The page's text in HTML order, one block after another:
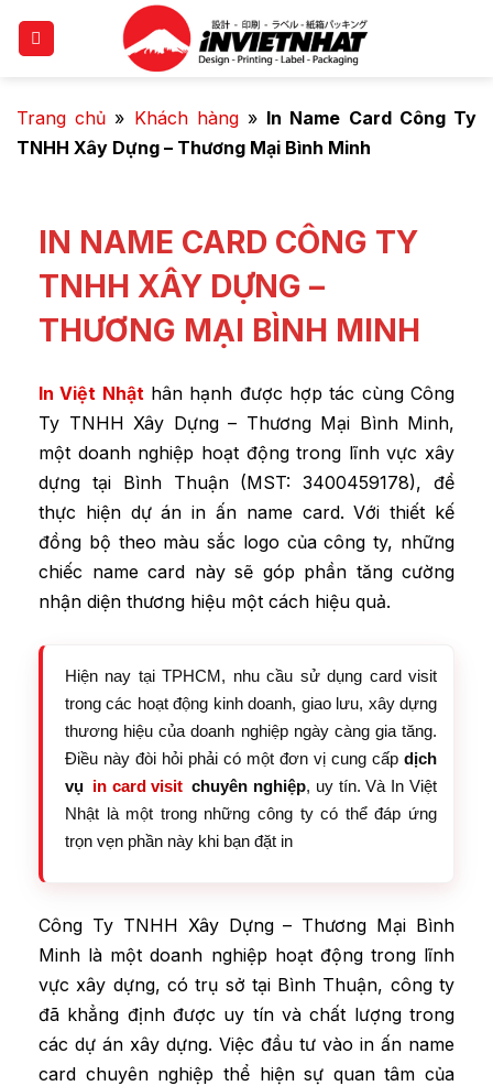
Trang chủ » Khách hàng» In Name Card Công Ty
TNHH Xây Dựng – Thương Mại Bình Minh
IN NAME CARD CÔNG TY
TNHH XÂY DỰNG –
THƯƠNG MẠI BÌNH MINH
In Việt Nhậthân hạnh được hợp tác cùng Công
Ty TNHH Xây Dựng – Thương Mại Bình Minh,
một doanh nghiệp hoạt động trong lĩnh vực xây
dựng tại Bình Thuận (MST: 3400459178), để
thực hiện dự án in ấn name card. Với thiết kế
đồng bộ theo màu sắc logo của công ty, những
chiếc name card này sẽ góp phần tăng cường
nhận diện thương hiệu một cách hiệu quả.
Hiện nay tại TPHCM, nhu cầu sử dụng card visit
trong các hoạt động kinh doanh, giao lưu, xây dựng
thương hiệu của doanh nghiệp ngày càng gia tăng.
Điều này đòi hỏi phải có một đơn vị cung cấp dịch
vụ in card visit chuyên nghiệp, uy tín. Và In Việt
Nhật là một trong những công ty có thể đáp ứng
trọn vẹn phần này khi bạn đặt in
Công Ty TNHH Xây Dựng – Thương Mại Bình
Minh là một doanh nghiệp hoạt động trong lĩnh
vực xây dựng, có trụ sở tại Bình Thuận, công ty
đã khẳng định được uy tín và chất lượng trong
các dự án xây dựng. Việc đầu tư vào in ấn name
card chuyên nghiệp thể hiện sự quan tâm của